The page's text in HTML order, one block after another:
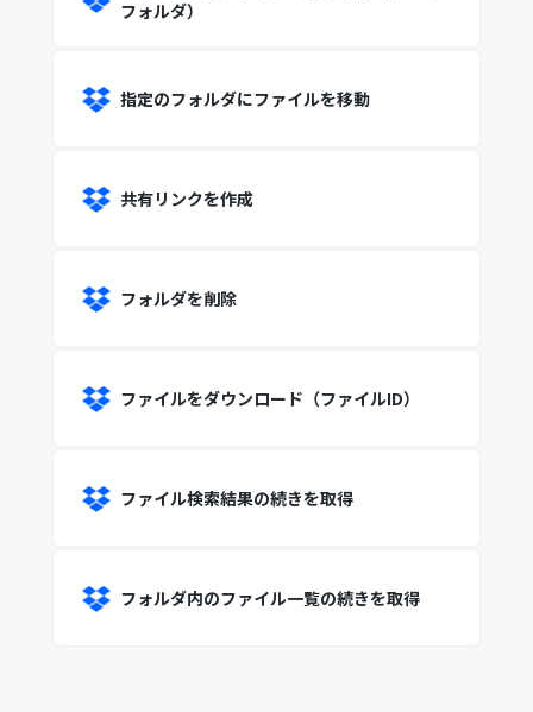
フォルダ）
指定のフォルダにファイルを移動
共有リンクを作成
フォルダを削除
ファイルをダウンロード（ファイルID）
ファイル検索結果の続きを取得
フォルダ内のファイル一覧の続きを取得